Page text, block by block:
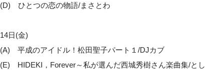
(D) ひとつの恋の物語/まさとわ
14日(金)
(A) 平成のアイドル！松田聖子パート１/DJカブ
(E) HIDEKI，Forever～私が選んだ西城秀樹さん楽曲集/とし